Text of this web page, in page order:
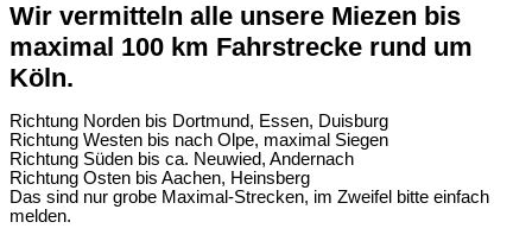
Wir vermitteln alle unsere Miezen bis
maximal 100 km Fahrstrecke rund um
Köln.
Richtung Norden bis Dortmund, Essen, Duisburg
Richtung Westen bis nach Olpe, maximal Siegen
Richtung Süden bis ca. Neuwied, Andernach
Richtung Osten bis Aachen, Heinsberg
Das sind nur grobe Maximal-Strecken, im Zweifel bitte einfach
melden.